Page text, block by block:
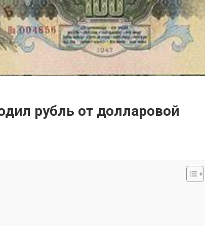
рубль от долларовой